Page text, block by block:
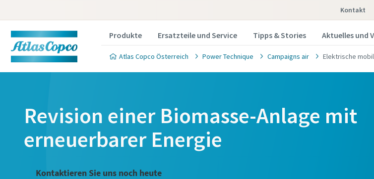
Kontakt
Produkte Ersatzteile und Service Tipps & Stories Aktuelles und
Atlas Copco Österreich Power Technique Campaigns air Elektrische
Revision einer Biomasse-Anlage mit
erneuerbarer Energie
Kontaktieren Sie uns noch heute